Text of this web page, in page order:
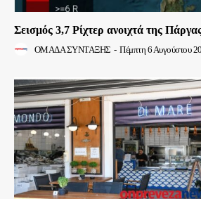
Σεισμός 3,7 Ρίχτερ ανοιχτά της
ΟΜΑΔΑ ΣΥΝΤΑΞΗΣ - Πέμπτη 6 Αυγούστου